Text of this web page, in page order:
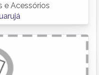
e Acessórios